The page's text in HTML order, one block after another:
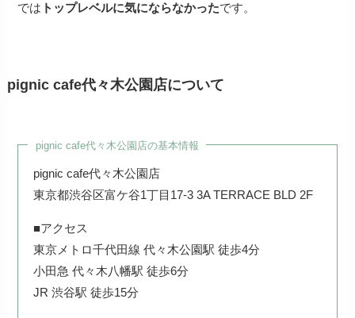
では トップレベルに気にならなかったです。
pignic cafe代々木公園店について
pignic cafe代々木公園店の基本情報
pignic cafe代々木公園店
東京都渋谷区富ケ谷1丁目17-3 3A TERRACE BLD 2F
■アクセス
東京メトロ千代田線 代々木公園駅 徒歩4分
小田急 代々木八幡駅 徒歩6分
JR 渋谷駅 徒歩15分